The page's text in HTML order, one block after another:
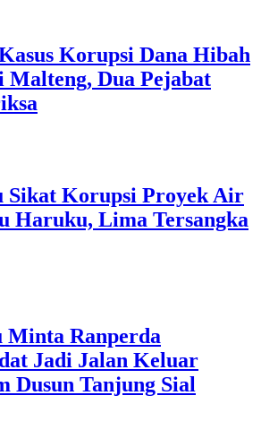
Korupsi Dana Hibah
Dua Pejabat
Korupsi Proyek Air
Haruku, Lima Tersangka
Ranperda
Jadi Jalan Keluar
Dusun Tanjung Sial